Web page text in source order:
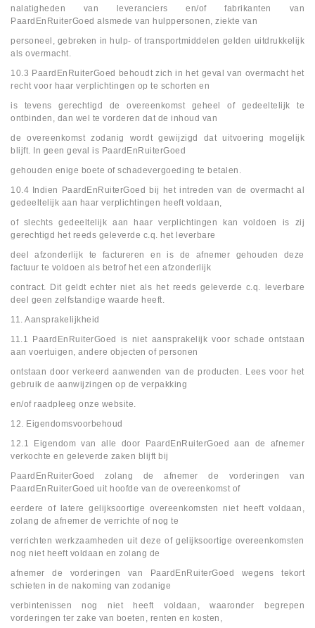
nalatigheden van leveranciers en/of fabrikanten van
PaardEnRuiterGoed alsmede van hulppersonen, ziekte van
personeel, gebreken in hulp- of transportmiddelen gelden uitdrukkelijk
als overmacht.
10.3 PaardEnRuiterGoed behoudt zich in het geval van overmacht het
recht voor haar verplichtingen op te schorten en
is tevens gerechtigd de overeenkomst geheel of gedeeltelijk te
ontbinden, dan wel te vorderen dat de inhoud van
de overeenkomst zodanig wordt gewijzigd dat uitvoering mogelijk
blijft. In geen geval is PaardEnRuiterGoed
gehouden enige boete of schadevergoeding te betalen.
10.4 Indien PaardEnRuiterGoed bij het intreden van de overmacht al
gedeeltelijk aan haar verplichtingen heeft voldaan,
of slechts gedeeltelijk aan haar verplichtingen kan voldoen is zij
gerechtigd het reeds geleverde c.q. het leverbare
deel afzonderlijk te factureren en is de afnemer gehouden deze
factuur te voldoen als betrof het een afzonderlijk
contract. Dit geldt echter niet als het reeds geleverde c.q. leverbare
deel geen zelfstandige waarde heeft.
11. Aansprakelijkheid
11.1 PaardEnRuiterGoed is niet aansprakelijk voor schade ontstaan
aan voertuigen, andere objecten of personen
ontstaan door verkeerd aanwenden van de producten. Lees voor het
gebruik de aanwijzingen op de verpakking
en/of raadpleeg onze website.
12. Eigendomsvoorbehoud
12.1 Eigendom van alle door PaardEnRuiterGoed aan de afnemer
verkochte en geleverde zaken blijft bij
PaardEnRuiterGoed zolang de afnemer de vorderingen van
PaardEnRuiterGoed uit hoofde van de overeenkomst of
eerdere of latere gelijksoortige overeenkomsten niet heeft voldaan,
zolang de afnemer de verrichte of nog te
verrichten werkzaamheden uit deze of gelijksoortige overeenkomsten
nog niet heeft voldaan en zolang de
afnemer de vorderingen van PaardEnRuiterGoed wegens tekort
schieten in de nakoming van zodanige
verbintenissen nog niet heeft voldaan, waaronder begrepen
vorderingen ter zake van boeten, renten en kosten,